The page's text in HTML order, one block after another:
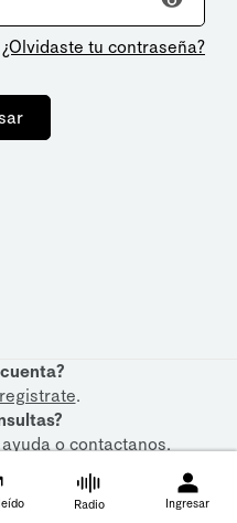
¿Olvidaste tu contraseña?
registrate.
ocontactanos.
Radio Ingresar